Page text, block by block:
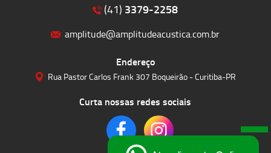
(41) 3379-2258
amplitude@amplitudeacustica.com.br
Endereço
Rua Pastor Carlos Frank 307 Boqueirão - Curitiba-PR
Curta nossas redes sociais